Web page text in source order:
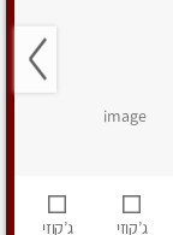
ג’קוזי ג’קוזי